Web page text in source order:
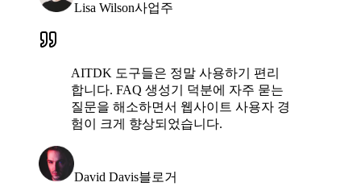
Lisa Wilson사업주
AITDK 도구들은 정말 사용하기 편리
합니다. FAQ 생성기 덕분에 자주 묻는
질문을 해소하면서 웹사이트 사용자 경
험이 크게 향상되었습니다.
David Davis블로거